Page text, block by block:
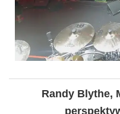
Randy Blythe,